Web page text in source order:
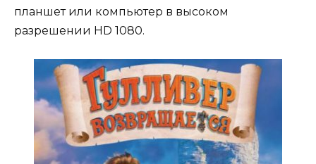
планшет или компьютер в высоком
разрешении HD 1080.